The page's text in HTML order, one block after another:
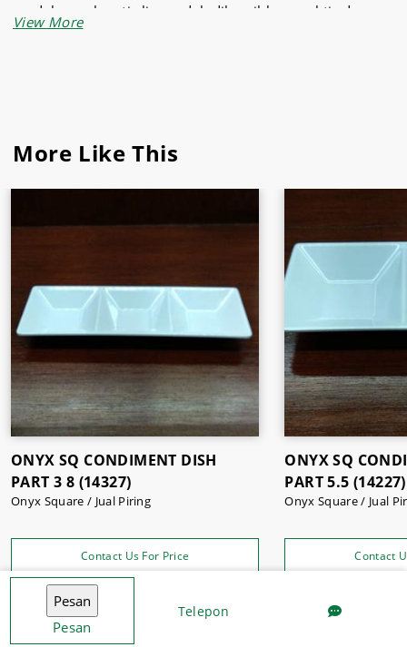
mudah pecah anti slip mudah dibersihkan praktis dan
mudah dibawa Ergonomis, mudah dibawa kemana saja.
Dapatkan sekarang juga kebutuhan dapur dan café hanya
Pesan
Telepon
More Like This
ONYX SQ CONDIMENT DISH
PART 3 8 (14327)
Onyx Square / Jual Piring
Contact Us For Price
ONYX SQ
PART 5.5 (14227)
Onyx Square / Jual
Contact